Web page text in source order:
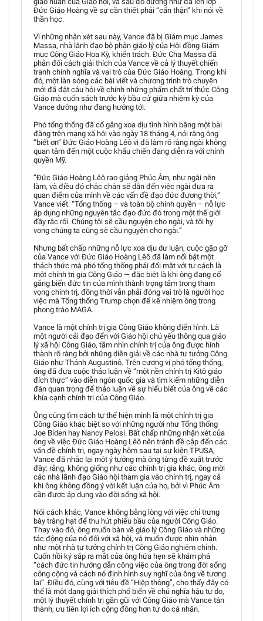
Đức Giáo Hoàng về sự cần thiết phải “cẩn thận” khi nói về
thần học.
Vì những nhận xét sau này, Vance đã bị Giám mục James
Massa, nhà lãnh đạo bộ phận giáo lý của Hội đồng Giám
mục Công Giáo Hoa Kỳ, khiển trách. Đức Cha Massa đã
phản đối cách giải thích của Vance về cả lý thuyết chiến
tranh chính nghĩa và vai trò của Đức Giáo Hoàng. Trong khi
đó, một làn sóng các bài viết và chương trình trò chuyện
mới đã đặt câu hỏi về chính những phẩm chất trí thức Công
Giáo mà cuốn sách trước kỳ bầu cử giữa nhiệm kỳ của
Vance dường như đang hướng tới.
Phó tổng thống đã cố gắng xoa dịu tình hình bằng một bài
đăng trên mạng xã hội vào ngày 18 tháng 4, nói rằng ông
“biết ơn” Đức Giáo Hoàng Lêô vì đã làm rõ rằng ngài không
quan tâm đến một cuộc khẩu chiến đang diễn ra với chính
quyền Mỹ.
“Đức Giáo Hoàng Lêô rao giảng Phúc Âm, như ngài nên
làm, và điều đó chắc chắn sẽ dẫn đến việc ngài đưa ra
quan điểm của mình về các vấn đề đạo đức đương thời,”
Vance viết. “Tổng thống – và toàn bộ chính quyền – nỗ lực
áp dụng những nguyên tắc đạo đức đó trong một thế giới
đầy rắc rối. Chúng tôi sẽ cầu nguyện cho ngài, và tôi hy
vọng chúng ta cũng sẽ cầu nguyện cho ngài.”
Nhưng bất chấp những nỗ lực xoa dịu dư luận, cuộc gặp gỡ
của Vance với Đức Giáo Hoàng Lêô đã làm nổi bật một
thách thức mà phó tổng thống phải đối mặt với tư cách là
một chính trị gia Công Giáo — đặc biệt là khi ông đang cố
gắng biến đức tin của mình thành trọng tâm trong tham
vọng chính trị, đồng thời vẫn phải đóng vai trò là người học
việc mà Tổng thống Trump chọn để kế nhiệm ông trong
phong trào MAGA.
Vance là một chính trị gia Công Giáo không điển hình. Là
một người cải đạo đến với Giáo hội chủ yếu thông qua giáo
lý xã hội Công Giáo, tầm nhìn chính trị của ông được hình
thành rõ ràng bởi những diễn giải về các nhà tư tưởng Công
Giáo như Thánh Augustinô. Trên cương vị phó tổng thống,
ông đã đưa cuộc thảo luận về “một nền chính trị Kitô giáo
đích thực” vào diễn ngôn quốc gia và tìm kiếm những diễn
đàn quan trọng để thảo luận về sự hiểu biết của ông về các
khía cạnh chính trị của Công Giáo.
Ông cũng tìm cách tự thể hiện mình là một chính trị gia
Công Giáo khác biệt so với những người như Tổng thống
Joe Biden hay Nancy Pelosi. Bất chấp những nhận xét của
ông về việc Đức Giáo Hoàng Lêô nên tránh đề cập đến các
vấn đề chính trị, ngay ngày hôm sau tại sự kiện TPUSA,
Vance đã nhắc lại một ý tưởng mà ông từng đề xuất trước
đây: rằng, không giống như các chính trị gia khác, ông mời
các nhà lãnh đạo Giáo hội tham gia vào chính trị, ngay cả
khi ông không đồng ý với kết luận của họ, bởi vì Phúc Âm
cần được áp dụng vào đời sống xã hội.
Nói cách khác, Vance không bằng lòng với việc chỉ trưng
bày tràng hạt để thu hút phiếu bầu của người Công Giáo.
Thay vào đó, ông muốn bàn về giáo lý Công Giáo và những
tác động của nó đối với xã hội, và muốn được nhìn nhận
như một nhà tư tưởng chính trị Công Giáo nghiêm chỉnh.
Cuốn hồi ký sắp ra mắt của ông hứa hẹn sẽ khám phá
“cách đức tin hướng dẫn công việc của ông trong đời sống
công cộng và cách nó định hình suy nghĩ của ông về tương
lai”. Điều đó, cùng với tiêu đề “Hiệp thông”, cho thấy đây có
thể là một dạng giải thích phổ biến về chủ nghĩa hậu tự do,
một lý thuyết chính trị gần gũi với Công Giáo mà Vance tán
thành, ưu tiên lợi ích cộng đồng hơn tự do cá nhân.